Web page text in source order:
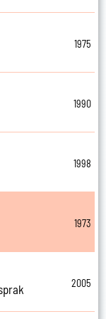
1975
1990
1998
1973
2005